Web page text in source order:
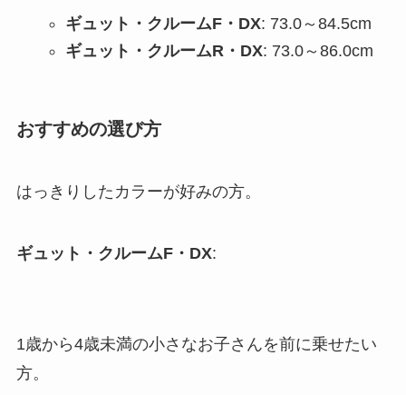
ギュット・クルームF・DX: 73.0～84.5cm
ギュット・クルームR・DX: 73.0～86.0cm
おすすめの選び方
はっきりしたカラーが好みの方。
ギュット・クルームF・DX:
1歳から4歳未満の小さなお子さんを前に乗せたい
方。